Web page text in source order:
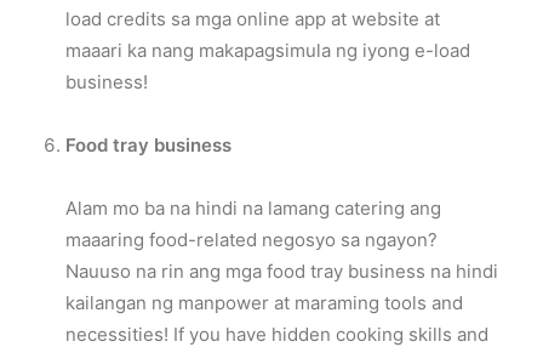
load credits sa mga online app at website at
maaari ka nang makapagsimula ng iyong e-load
business!
Food tray business
Alam mo ba na hindi na lamang catering ang
maaaring food-related negosyo sa ngayon?
Nauuso na rin ang mga food tray business na hindi
kailangan ng manpower at maraming tools and
necessities! If you have hidden cooking skills and